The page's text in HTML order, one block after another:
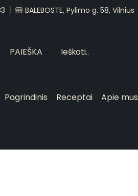
BALEBOSTE, Pylimo g. 58, Vilnius
PAIEŠKA
Pagrindinis Receptai Apie mus